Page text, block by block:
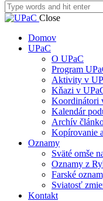
Close
Domov
UPaC
O UPaC
Program
Aktivity v
Kňazi v
Koordinátori
Kalendár
Archív
Kopírovanie
Oznamy
Sväté omše
Oznamy z
Farské
Sviatosť
Kontakt